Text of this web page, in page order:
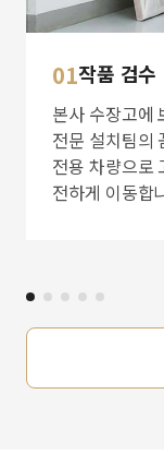
01작품 검수
본사 수장고에
전문 설치팀의
전용 차량으로
전하게 이동합